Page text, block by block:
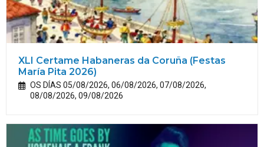
XLI Certame Habaneras da Coruña (Festas
María Pita 2026)
OS DÍAS 05/08/2026, 06/08/2026, 07/08/2026,
08/08/2026, 09/08/2026